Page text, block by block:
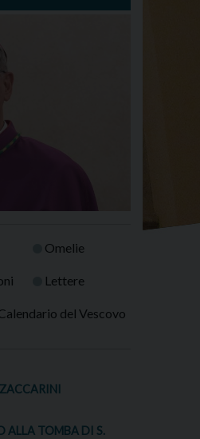
Omelie
Lettere
del Vescovo
ALLA TOMBA DI S.